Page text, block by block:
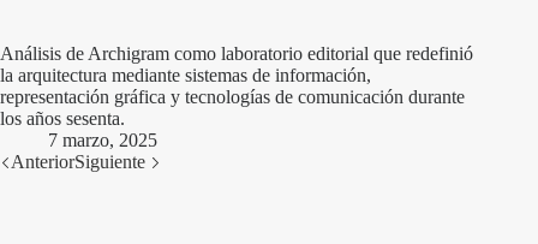
Análisis de Archigram como laboratorio editorial que redefinió
la arquitectura mediante sistemas de información,
representación gráfica y tecnologías de comunicación durante
los años sesenta.
7 marzo, 2025
AnteriorSiguiente